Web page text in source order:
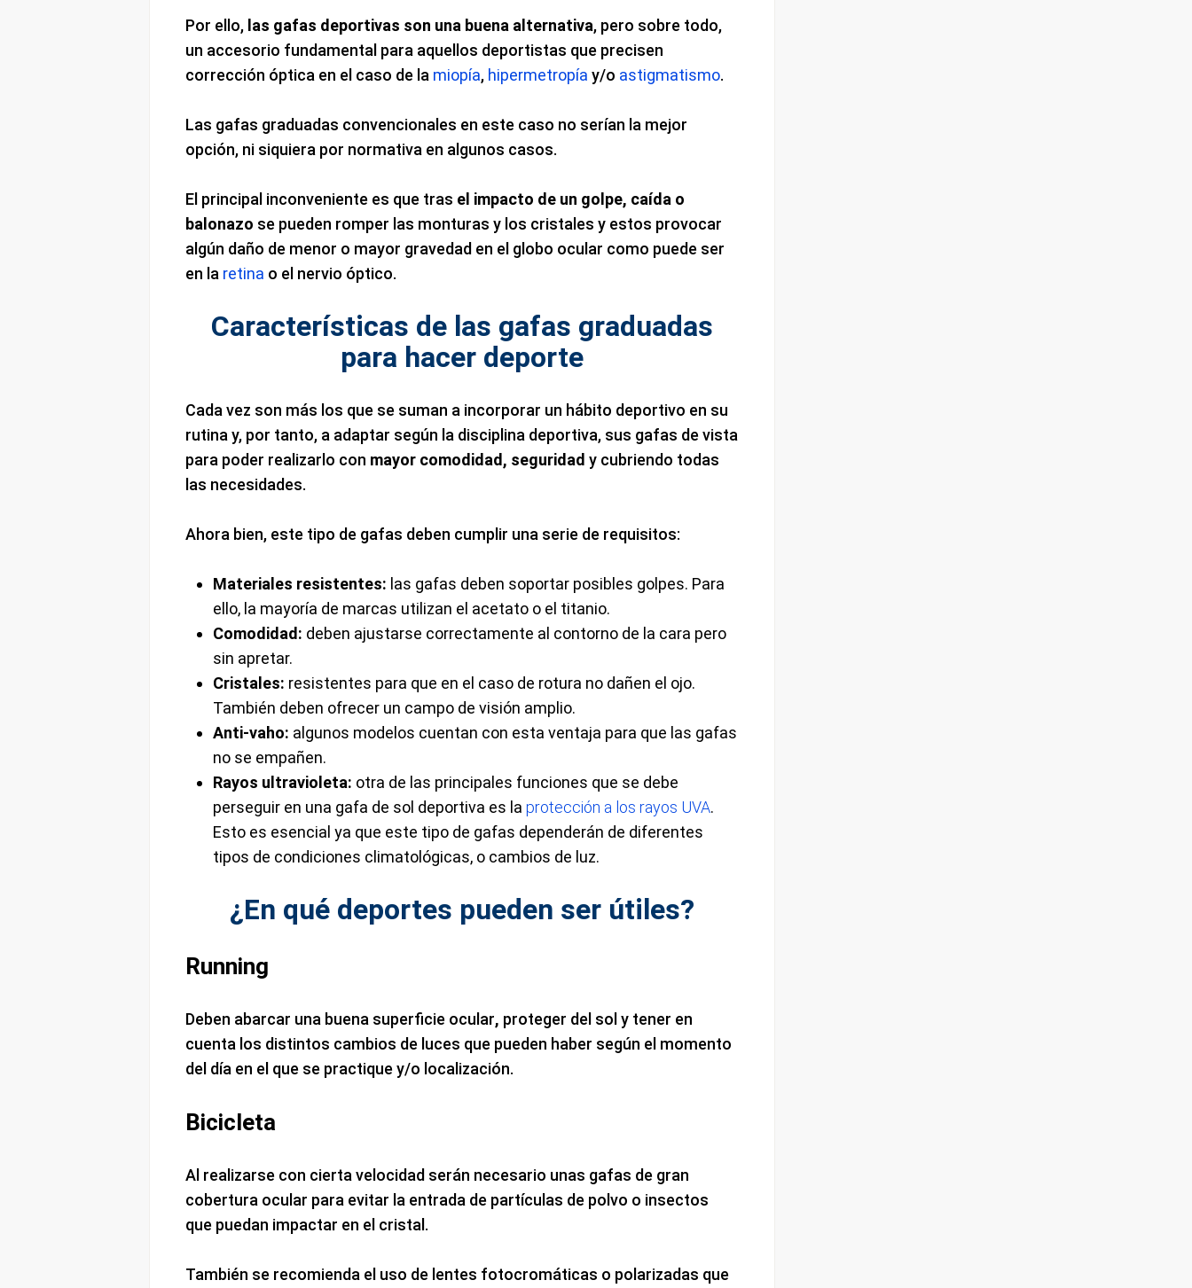
Por ello, las gafas deportivas son una buena alternativa, pero sobre todo,
un accesorio fundamental para aquellos deportistas que precisen
corrección óptica en el caso de la miopía, hipermetropía y/o astigmatismo.
Las gafas graduadas convencionales en este caso no serían la mejor
opción, ni siquiera por normativa en algunos casos.
El principal inconveniente es que tras el impacto de un golpe, caída o
balonazo se pueden romper las monturas y los cristales y estos provocar
algún daño de menor o mayor gravedad en el globo ocular como puede ser
en la retina o el nervio óptico.
Características de las gafas graduadas
para hacer deporte
Cada vez son más los que se suman a incorporar un hábito deportivo en su
rutina y, por tanto, a adaptar según la disciplina deportiva, sus gafas de vista
para poder realizarlo con mayor comodidad, seguridad y cubriendo todas
las necesidades.
Ahora bien, este tipo de gafas deben cumplir una serie de requisitos:
Materiales resistentes: las gafas deben soportar posibles golpes. Para
ello, la mayoría de marcas utilizan el acetato o el titanio.
Comodidad: deben ajustarse correctamente al contorno de la cara pero
sin apretar.
Cristales: resistentes para que en el caso de rotura no dañen el ojo.
También deben ofrecer un campo de visión amplio.
Anti-vaho: algunos modelos cuentan con esta ventaja para que las gafas
no se empañen.
Rayos ultravioleta: otra de las principales funciones que se debe
perseguir en una gafa de sol deportiva es laprotección a los rayos UVA.
Esto es esencial ya que este tipo de gafas dependerán de diferentes
tipos de condiciones climatológicas, o cambios de luz.
¿En qué deportes pueden ser útiles?
Running
Deben abarcar una buena superficie ocular, proteger del sol y tener en
cuenta los distintos cambios de luces que pueden haber según el momento
del día en el que se practique y/o localización.
Bicicleta
Al realizarse con cierta velocidad serán necesario unas gafas de gran
cobertura ocular para evitar la entrada de partículas de polvo o insectos
que puedan impactar en el cristal.
También se recomienda el uso de lentes fotocromáticas o polarizadas que